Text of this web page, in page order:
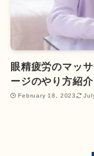
眼精疲労のマッ
ージのやり方紹介
February 18, 2023